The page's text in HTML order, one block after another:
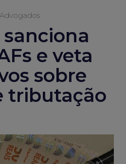
e veta
sobre
tributação